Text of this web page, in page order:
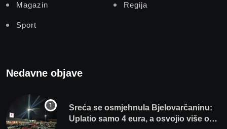
Magazin Regija
Sport
Nedavne objave
Sreća se osmjehnula Bjelovarčaninu:
Uplatio samo 4 eura, a osvojio više od